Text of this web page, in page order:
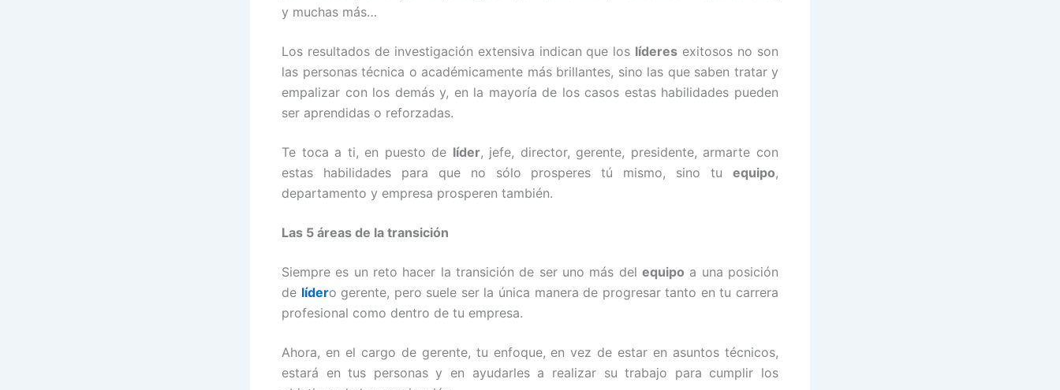
y muchas más…
Los resultados de investigación extensiva indican que los líderes exitosos no son
las personas técnica o académicamente más brillantes, sino las que saben tratar y
empalizar con los demás y, en la mayoría de los casos estas habilidades pueden
ser aprendidas o reforzadas.
Te toca a ti, en puesto de líder, jefe, director, gerente, presidente, armarte con
estas habilidades para que no sólo prosperes tú mismo, sino tu equipo,
departamento y empresa prosperen también.
Las 5 áreas de la transición
Siempre es un reto hacer la transición de ser uno más del equipo a una posición
de lídero gerente, pero suele ser la única manera de progresar tanto en tu carrera
profesional como dentro de tu empresa.
Ahora, en el cargo de gerente, tu enfoque, en vez de estar en asuntos técnicos,
estará en tus personas y en ayudarles a realizar su trabajo para cumplir los